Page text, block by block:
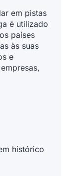
em pistas
é utilizado
países
às suas
e
histórico